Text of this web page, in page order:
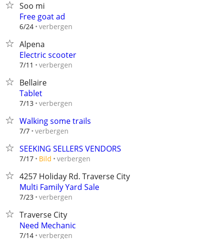
Soo mi
Free goat ad
6/24 verbergen
Alpena
Electric scooter
7/11 verbergen
Bellaire
Tablet
7/13 verbergen
Walking some trails
7/7 verbergen
SEEKING SELLERS VENDORS
7/17 Bild verbergen
4257 Holiday Rd. Traverse City
Multi Family Yard Sale
7/23 verbergen
Traverse City
Need Mechanic
7/14 verbergen